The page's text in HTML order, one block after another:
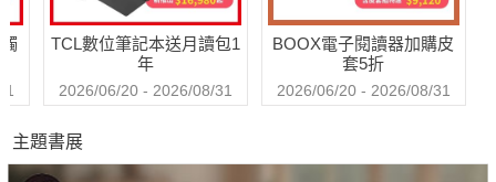
TCL數位筆記本送月讀包1
年
2026/06/20 - 2026/08/31
BOOX電子閱讀器加購皮
套5折
2026/06/20 - 2026/08/31
主題書展